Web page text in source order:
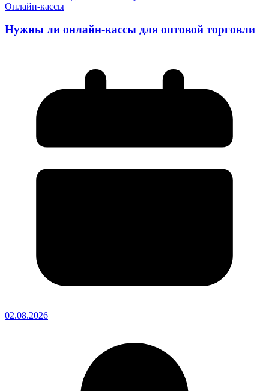
Онлайн-кассы
Нужны ли онлайн-кассы для оптовой торговли
02.08.2026